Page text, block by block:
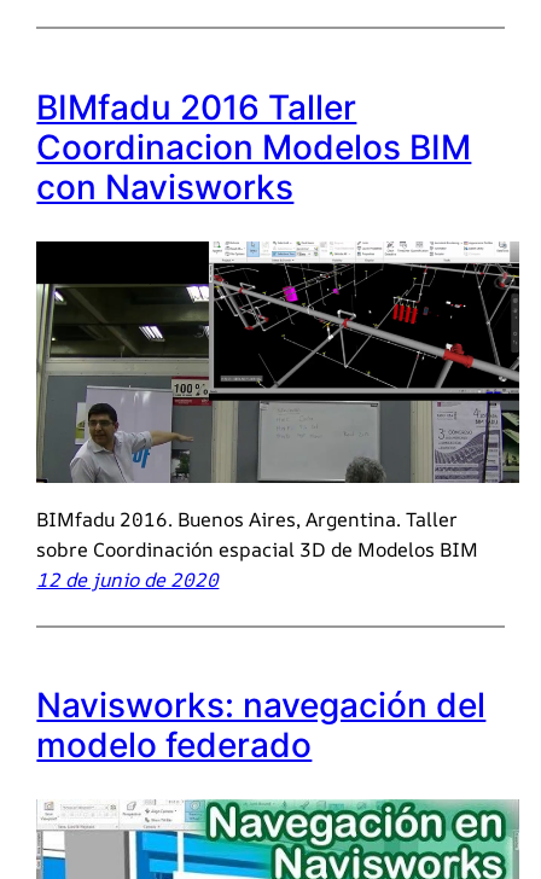
BIMfadu 2016 Taller
Coordinacion Modelos BIM
con Navisworks
BIMfadu 2016. Buenos Aires, Argentina. Taller
sobre Coordinación espacial 3D de Modelos BIM
12 de junio de 2020
Navisworks: navegación del
modelo federado